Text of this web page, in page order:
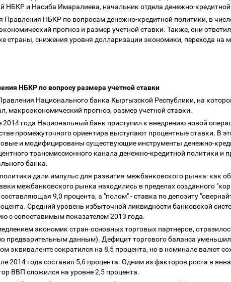
НБКР и Насиба Имаралиева, начальник отдела денежно-
Правления НБКР по вопросам денежно-кредитной политики, в
прогноз и размер учетной ставки. Также, они
страны, снижения уровня долларизации экономики, перехода на
НБКР по вопросу размера учетной ставки
Национального банка Кыргызской Республики, на
макроэкономический прогноз, размер учетной ставки.
2014 года Национальный банк приступил к внедрению новой
промежуточного ориентира выступают процентные ставки. В
и модифицированы существующие инструменты денежно-
трансмиссионного канала денежно-кредитной политики и
банка.
дали импульс для развития межбанковского рынка: как
межбанковского рынка находились в пределах созданного
9,0 процента, а "полом" - ставка по депозиту
Средний уровень избыточной ликвидности банковской
с сопоставимым показателем 2013 года.
экономик стран-основных торговых партнеров,
предварительным данным). Дефицит торгового баланса
эквиваленте сократился на 8,5 процента, но в номинале валют
2014 года составил 5,6 процента. Одним из факторов роста в
ВВП сложился на уровне 2,5 процента.